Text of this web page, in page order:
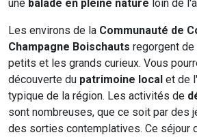
une balade en pleine nature loin de
Les environs de la Communauté de
Champagne Boischauts regorgent
petits et les grands curieux. Vous
découverte du patrimoine local et de
typique de la région. Les activités de
sont nombreuses, que ce soit par des
des sorties contemplatives. Ce séjour